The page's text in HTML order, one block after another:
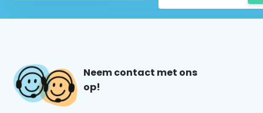
Neem contact met ons
op!